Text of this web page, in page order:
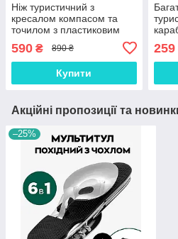
Ніж туристичний з
кресалом компасом та
точилом з пластиковим
чохлом / Надійний ніж для
походів та виживання на
32см, GP81
590 ₴ 890 ₴
Купити
259
Акційні пропозиції та
–25%